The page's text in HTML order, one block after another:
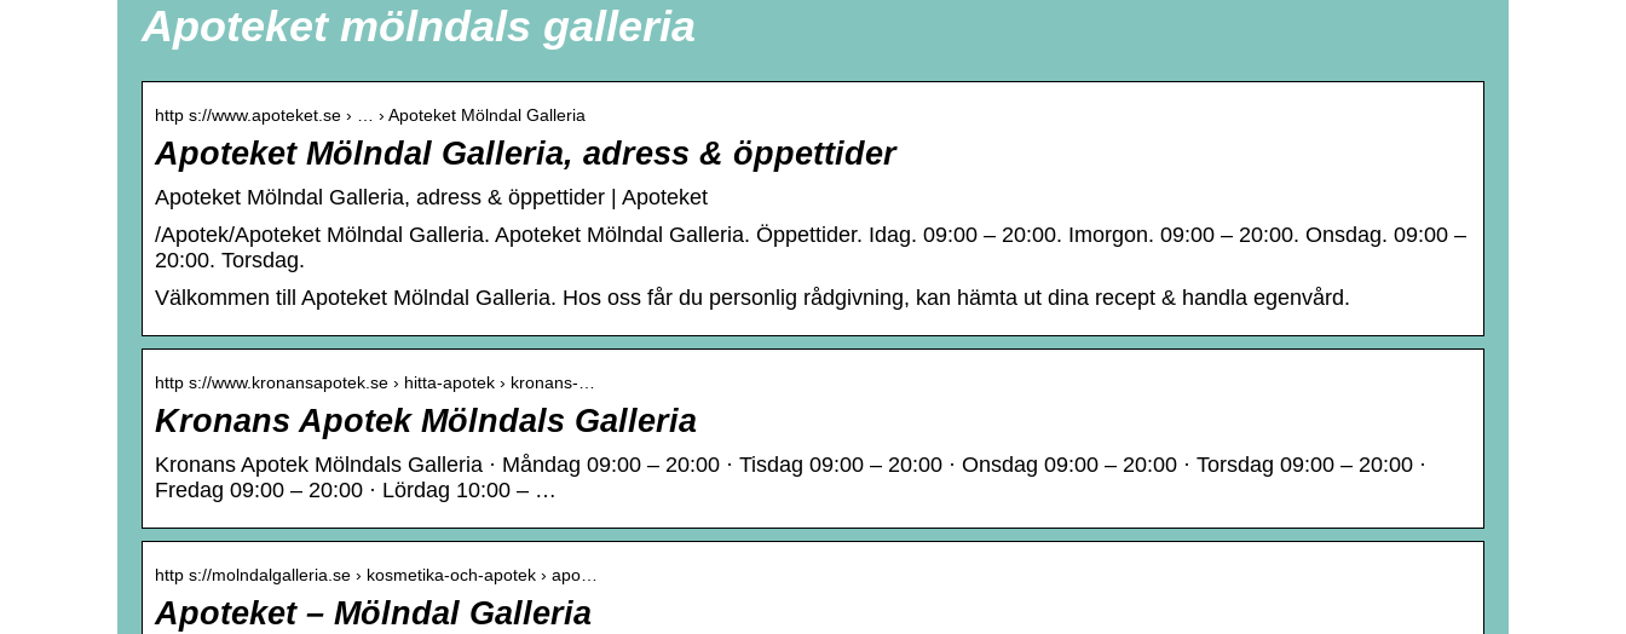
Apoteket mölndals galleria
http s://www.apoteket.se › … › Apoteket Mölndal Galleria
Apoteket Mölndal Galleria, adress & öppettider
Apoteket Mölndal Galleria, adress & öppettider | Apoteket
/Apotek/Apoteket Mölndal Galleria. Apoteket Mölndal Galleria. Öppettider. Idag. 09:00 – 20:00. Imorgon. 09:00 – 20:00. Onsdag. 09:00 –
20:00. Torsdag.
Välkommen till Apoteket Mölndal Galleria. Hos oss får du personlig rådgivning, kan hämta ut dina recept & handla egenvård.
http s://www.kronansapotek.se › hitta-apotek › kronans-…
Kronans Apotek Mölndals Galleria
Kronans Apotek Mölndals Galleria · Måndag 09:00 – 20:00 · Tisdag 09:00 – 20:00 · Onsdag 09:00 – 20:00 · Torsdag 09:00 – 20:00 ·
Fredag 09:00 – 20:00 · Lördag 10:00 – …
http s://molndalgalleria.se › kosmetika-och-apotek › apo…
Apoteket – Mölndal Galleria